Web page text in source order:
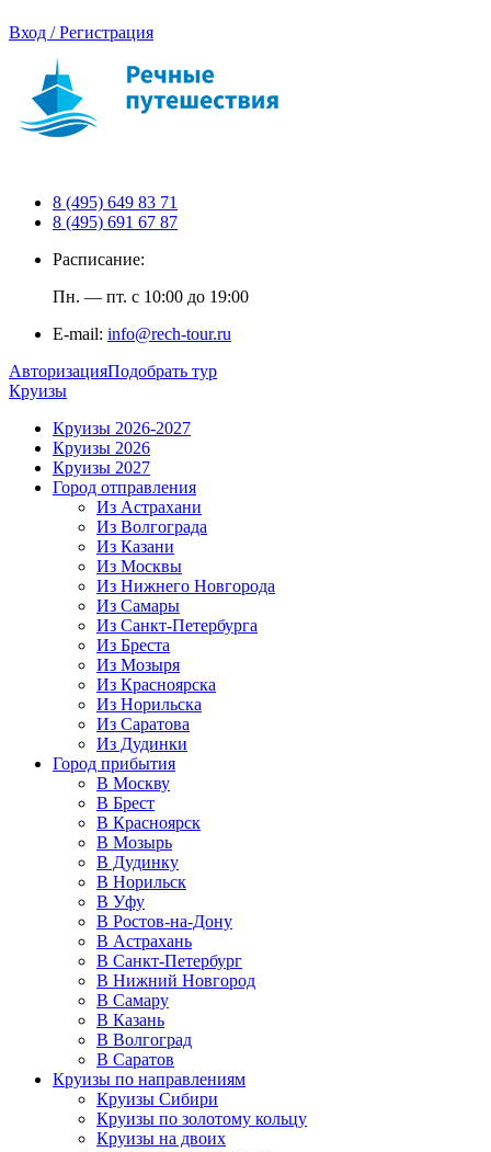
Вход / Регистрация
8 (495) 649 83 71
8 (495) 691 67 87
Расписание:
Пн. — пт. с 10:00 до 19:00
E-mail: info@rech-tour.ru
АвторизацияПодобрать тур
Круизы
Круизы 2026-2027
Круизы 2026
Круизы 2027
Город отправления
Из Астрахани
Из Волгограда
Из Казани
Из Москвы
Из Нижнего Новгорода
Из Самары
Из Санкт-Петербурга
Из Бреста
Из Мозыря
Из Красноярска
Из Норильска
Из Саратова
Из Дудинки
Город прибытия
В Москву
В Брест
В Красноярск
В Мозырь
В Дудинку
В Норильск
В Уфу
В Ростов-на-Дону
В Астрахань
В Санкт-Петербург
В Нижний Новгород
В Самару
В Казань
В Волгоград
В Саратов
Круизы по направлениям
Круизы Сибири
Круизы по золотому кольцу
Круизы на двоих